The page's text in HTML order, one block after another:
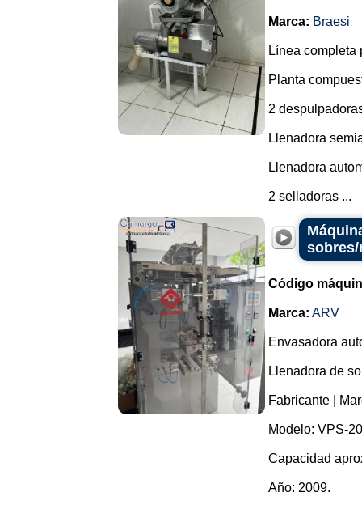
Marca: Braesi
Línea completa
Planta
2
Llenadora
Llenadora
2 selladoras ...
sobres/
Código
Marca: ARV
Envasadora
Llenadora de
Fabricante |
Modelo: VPS-
Capacidad
Año: 2009.